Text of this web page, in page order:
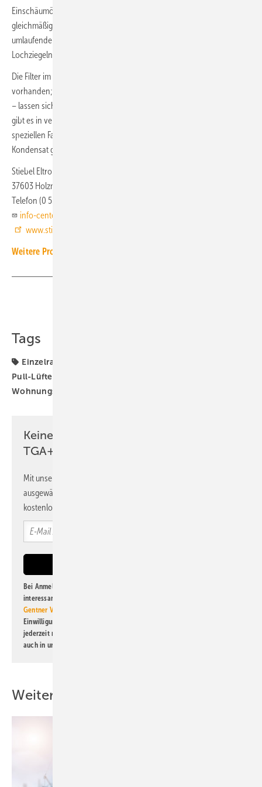
Einschäumöffnung auf der Raumseite wird der Bauschaum
gleichmäßig um das Gerät herum verteilt. Durch das integrierte
umlaufende Netz funktioniert die sichere Fixierung auch bei
Lochziegeln.
Die Filter im Gerät – standardmäßig sind ein G2- und ein G3-Filter
vorhanden; bei Bedarf kann ein zusätzlicher F7-Filter ergänzt werden
– lassen sich ohne Werkzeug wechseln. Die Innen- und Außenhaube
gibt es in verschiedenen Farbvarianten und sie lassen sich bei
speziellen Farbwünschen auch selbst lackieren. Die Außenhaube leitet
Kondensat gezielt von der Fassade weg.
Stiebel Eltron
37603 Holzminden
Telefon (0 55 31) 70 21 10
info-center@stiebel-eltron.de
www.stiebel-eltron.de
Weitere Produkt-Meldungen zum Thema Wohnungslüftung
Tags
Einzelraumlüfter
Pull-Lüfter
Wohnungslüftung
Keine Zeit? Kein Problem mit dem
TGA+E Newsletter!
Mit unserem Newsletter erhalten Sie regelmäßig von uns
ausgewählte Informationen und Neuigkeiten, gebündelt und
kostenlos direkt ins Postfach.
Bei Anmeldung zu diesem Newsletter bin ich damit einverstanden, über
interessante Verlags- und Online-Angebote
Gentner Verlag GmbH & Co. KG
Einwilligung kann ich jederzeit widerrufen und eine Abmeldung ist
jederzeit möglich. Informationen zum Umgang mit Daten finden Sie
auch in unserer
Weitere Inhalte